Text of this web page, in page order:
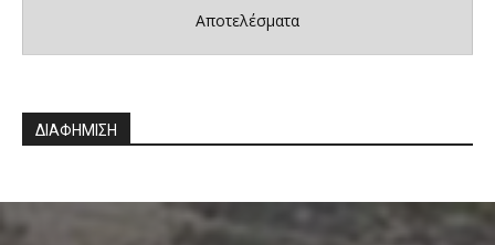
Αποτελέσματα
ΔΙΑΦΗΜΙΣΗ